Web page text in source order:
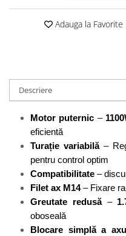
Pistol pentru vopsit
presiune
Prelate și Folii de Protecție
Prelungitoare
Rindele electrice
Accesorii rindele
Scule electrice
Accesorii pentru polizor
Accesorii scule electrice
Compresoare aer
Adauga la Favorite
Descriere
Motor puternic –
eficientă
Turație variabilă –
pentru control optim
Compatibilitate –
Filet ax M14 – Fixare
Greutate redusă –
oboseală
Blocare simplă a